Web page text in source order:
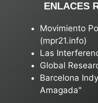
ENLACES
Movimiento
(mpr21.info)
Las
Global
Barcelona
Amagada"